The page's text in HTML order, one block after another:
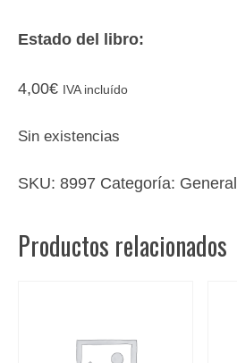
Estado del libro:
4,00€ IVA incluído
Sin existencias
SKU: 8997 Categoría: General
Productos relacionados